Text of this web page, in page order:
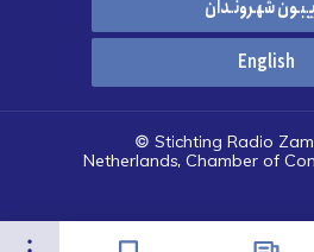
شهروندان
English
© Stichting Radio
Netherlands, Chamber of